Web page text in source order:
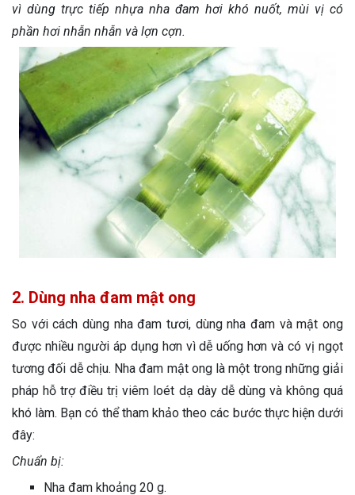
vì dùng trực tiếp nhựa nha đam hơi khó nuốt, mùi vị có
phần hơi nhẫn nhẫn và lợn cợn.
2. Dùng nha đam mật ong
So với cách dùng nha đam tươi, dùng nha đam và mật ong
được nhiều người áp dụng hơn vì dễ uống hơn và có vị ngọt
tương đối dễ chịu. Nha đam mật ong là một trong những giải
pháp hỗ trợ điều trị viêm loét dạ dày dễ dùng và không quá
khó làm. Bạn có thể tham khảo theo các bước thực hiện dưới
đây:
Chuẩn bị:
Nha đam khoảng 20 g.